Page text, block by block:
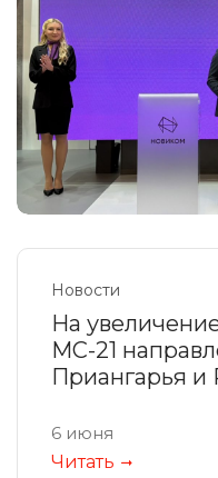
Новости
На
МС-21
Приангарья и
6 июня
Читать